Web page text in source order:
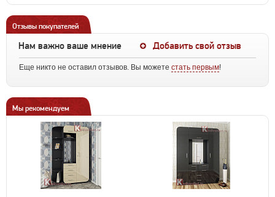
Отзывы покупателей
Нам важно ваше мнение Добавить свой отзыв
Еще никто не оставил отзывов. Вы можете стать первым!
Мы рекомендуем